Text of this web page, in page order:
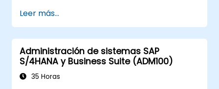
optimizar su uso y gestión.
Leer más...
Administración de sistemas SAP
S/4HANA y Business Suite (ADM100)
35 Horas